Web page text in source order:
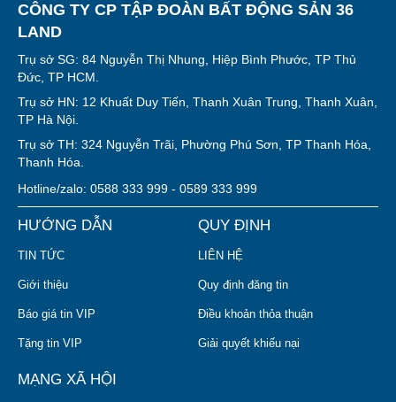
CÔNG TY CP TẬP ĐOÀN BẤT ĐỘNG SẢN 36
LAND
Trụ sở SG: 84 Nguyễn Thị Nhung, Hiệp Bình Phước, TP Thủ
Đức, TP HCM.
Trụ sở HN: 12 Khuất Duy Tiến, Thanh Xuân Trung, Thanh Xuân,
TP Hà Nội.
Trụ sở TH: 324 Nguyễn Trãi, Phường Phú Sơn, TP Thanh Hóa,
Thanh Hóa.
Hotline/zalo: 0588 333 999 - 0589 333 999
HƯỚNG DẪN
TIN TỨC
Giới thiệu
Báo giá tin VIP
Tặng tin VIP
QUY ĐỊNH
LIÊN HỆ
Quy định đăng tin
Điều khoản thỏa thuận
Giải quyết khiếu nại
MẠNG XÃ HỘI